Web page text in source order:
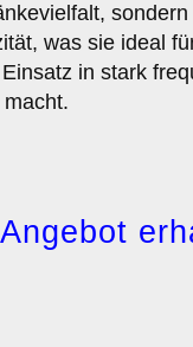
was sie ideal
in stark